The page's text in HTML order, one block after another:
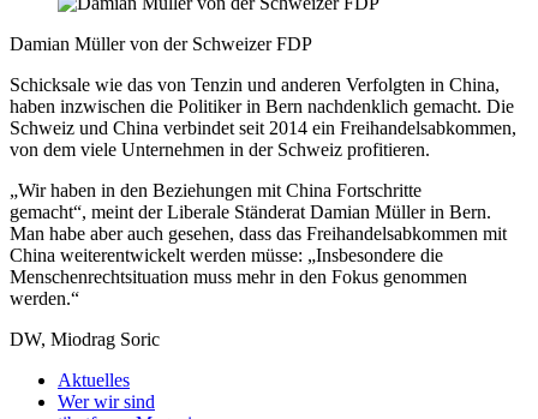
Damian Müller von der Schweizer FDP
Schicksale wie das von Tenzin und anderen Verfolgten in China,
haben inzwischen die Politiker in Bern nachdenklich gemacht. Die
Schweiz und China verbindet seit 2014 ein Freihandelsabkommen,
von dem viele Unternehmen in der Schweiz profitieren.
„Wir haben in den Beziehungen mit China Fortschritte
gemacht“, meint der Liberale Ständerat Damian Müller in Bern.
Man habe aber auch gesehen, dass das Freihandelsabkommen mit
China weiterentwickelt werden müsse: „Insbesondere die
Menschenrechtsituation muss mehr in den Fokus genommen
werden.“
DW, Miodrag Soric
Aktuelles
Wer wir sind